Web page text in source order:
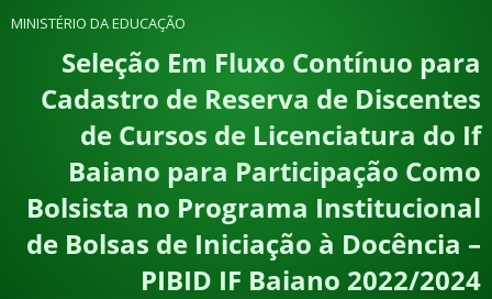
Canais
MINISTÉRIO DA EDUCAÇÃO
Seleção Em Fluxo Contínuo para
Cadastro de Reserva de Discentes
de Cursos de Licenciatura do If
Baiano para Participação Como
Bolsista no Programa Institucional
de Bolsas de Iniciação à Docência –
PIBID IF Baiano 2022/2024